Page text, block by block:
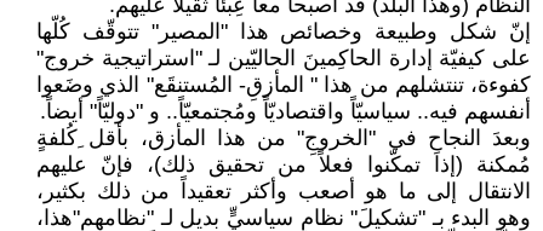
النظام (وهذا البلد) قد أصبحا معاً عِبئاً ثقيلاً عليهم.
إنّ شكل وطبيعة وخصائص هذا "المصير" تتوقّف كُلّها
على كيفيّة إدارة الحاكِمينَ الحاليّين لـ "استراتيجية خروج"
كفوءة، تنتشلهم من هذا " المأزقِ- المُستنقَع" الذي وضَعوا
أنفسهم فيه.. سياسيّاً واقتصاديّاً ومُجتمعيّاً.. و "دوليّاً" أيضاً.
وبعدَ النجاحِ في "الخروجِ" من هذا المأزق، بأقل ِكُلفةٍ
مُمكنة (إذا تمكّنوا فعلاً من تحقيق ذلك)، فإنّ عليهم
الانتقال إلى ما هو أصعب وأكثر تعقيداً من ذلك بكثير،
وهو البدء بـ "تشكيلَ" نظامٍ سياسيٍّ بديل لـ "نظامهم"هذا،